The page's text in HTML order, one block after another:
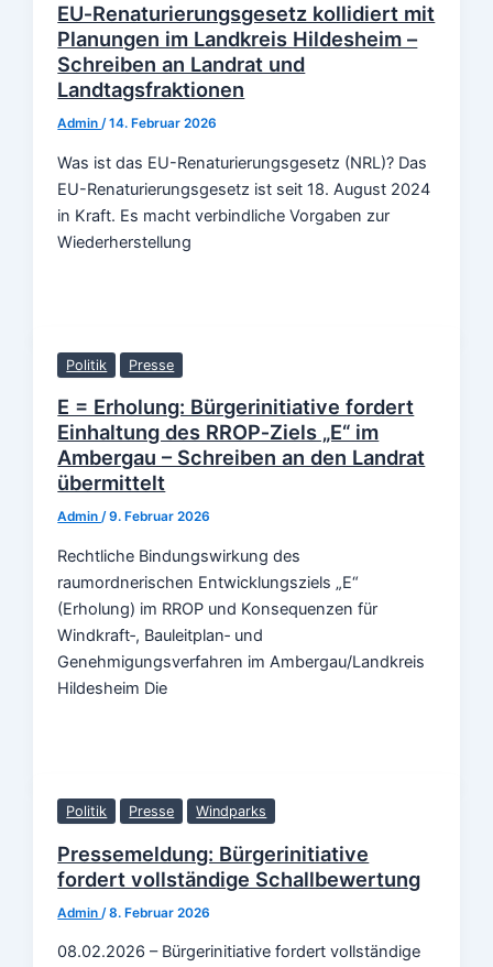
EU‑Renaturierungsgesetz kollidiert mit
Planungen im Landkreis Hildesheim –
Schreiben an Landrat und
Landtagsfraktionen
Admin/14. Februar 2026
Was ist das EU-Renaturierungsgesetz (NRL)? Das
EU-Renaturierungsgesetz ist seit 18. August 2024
in Kraft. Es macht verbindliche Vorgaben zur
Wiederherstellung
Politik Presse
E = Erholung: Bürgerinitiative fordert
Einhaltung des RROP‑Ziels „E“ im
Ambergau – Schreiben an den Landrat
übermittelt
Admin/9. Februar 2026
Rechtliche Bindungswirkung des
raumordnerischen Entwicklungsziels „E“
(Erholung) im RROP und Konsequenzen für
Windkraft‑, Bauleitplan‑ und
Genehmigungsverfahren im Ambergau/Landkreis
Hildesheim Die
Politik Presse Windparks
Pressemeldung: Bürgerinitiative
fordert vollständige Schallbewertung
Admin /8. Februar 2026
08.02.2026 – Bürgerinitiative fordert vollständige